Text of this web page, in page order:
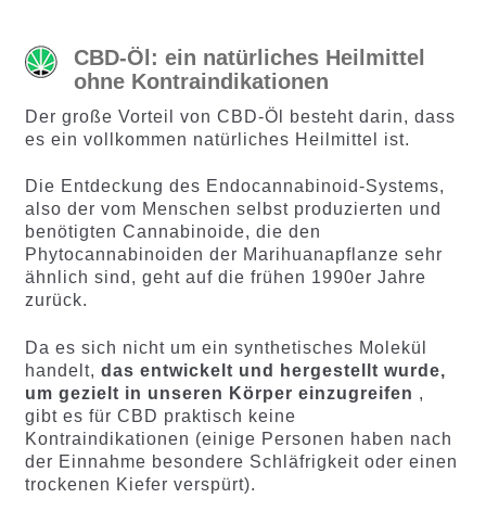
CBD-Öl: ein natürliches Heilmittel
ohne Kontraindikationen
Der große Vorteil von CBD-Öl besteht darin, dass
es ein vollkommen natürliches Heilmittel ist.
Die Entdeckung des Endocannabinoid-Systems,
also der vom Menschen selbst produzierten und
benötigten Cannabinoide, die den
Phytocannabinoiden der Marihuanapflanze sehr
ähnlich sind, geht auf die frühen 1990er Jahre
zurück.
Da es sich nicht um ein synthetisches Molekül
handelt, das entwickelt und hergestellt wurde,
um gezielt in unseren Körper einzugreifen ,
gibt es für CBD praktisch keine
Kontraindikationen (einige Personen haben nach
der Einnahme besondere Schläfrigkeit oder einen
trockenen Kiefer verspürt).